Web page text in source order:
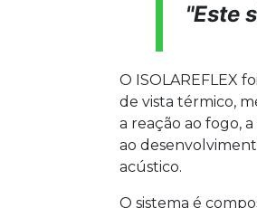
"Este
O ISOLAREFLEX
de vista térmico,
a reação ao fogo,
ao
acústico.
O sistema é